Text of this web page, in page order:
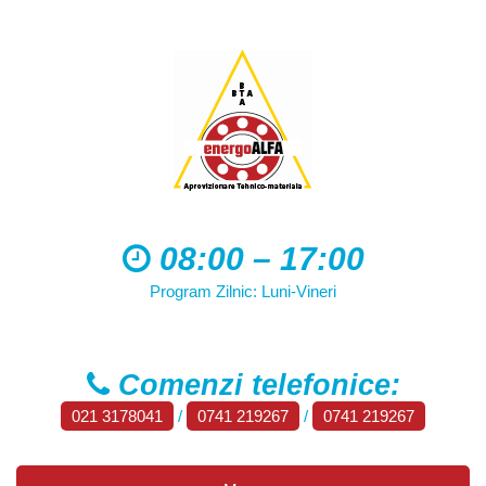
08:00 – 17:00
Program Zilnic: Luni-Vineri
Comenzi telefonice:
021 3178041 / 0741 219267 / 0741 219267